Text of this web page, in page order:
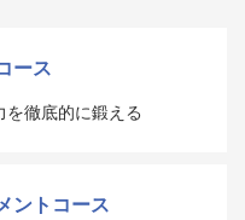
ース
徹底的に鍛える
ントコース